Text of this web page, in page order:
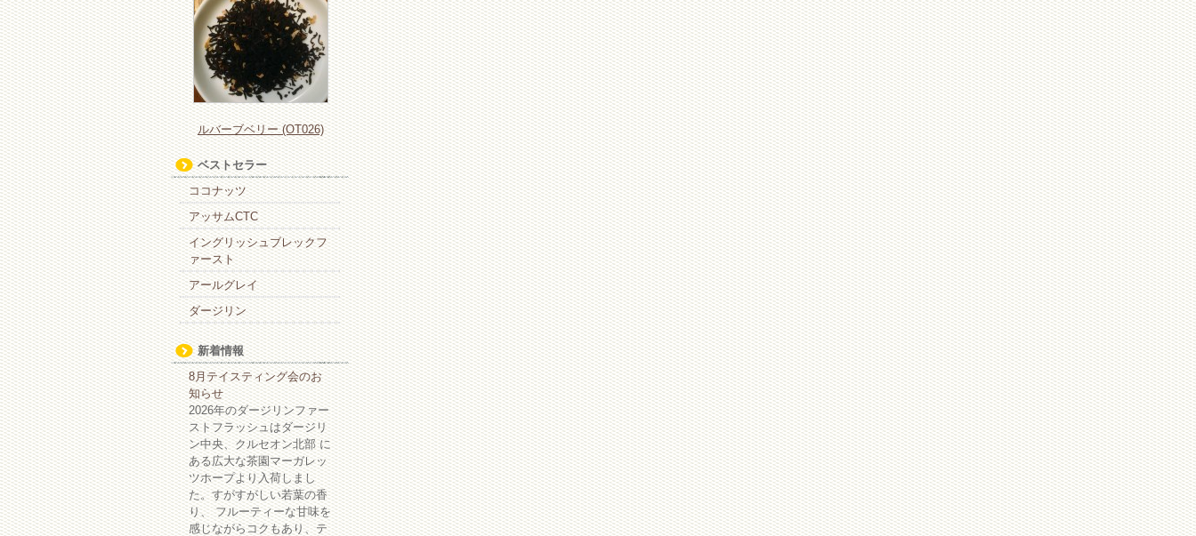
ルバーブベリー (OT026)
ベストセラー
ココナッツ
アッサムCTC
イングリッシュブレックフ
ァースト
アールグレイ
ダージリン
新着情報
8月テイスティング会のお
知らせ
2026年のダージリンファー
ストフラッシュはダージリ
ン中央、クルセオン北部 に
ある広大な茶園マーガレッ
ツホープより入荷しまし
た。すがすがしい若葉の香
り、 フルーティーな甘味を
感じながらコクもあり、テ